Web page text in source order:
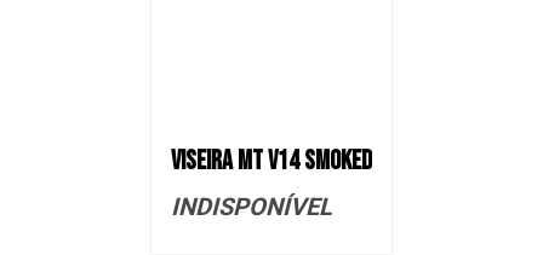
VISEIRA MT V14 SMOKED
INDISPONÍVEL